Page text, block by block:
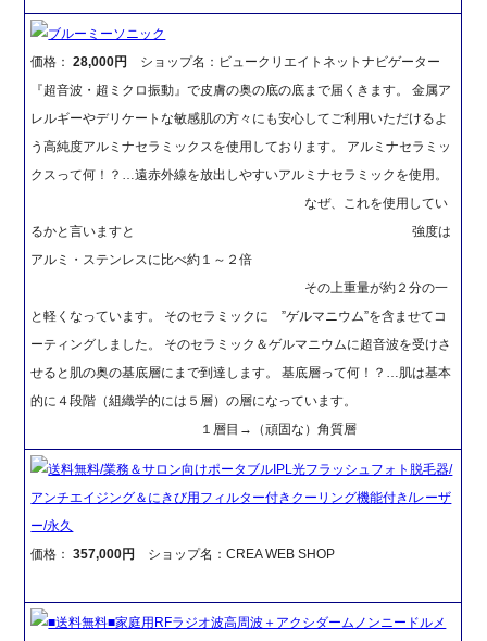
ブルーミーソニック
価格：28,000円
ショップ名：ビュークリエイトネットナビゲーター
『超音波・超ミクロ振動』で皮膚の奥の底の底まで届くきます。 金属ア
レルギーやデリケートな敏感肌の方々にも安心してご利用いただけるよ
う高純度アルミナセラミックスを使用しております。 アルミナセラミッ
クスって何！？…遠赤外線を放出しやすいアルミナセラミックを使用。
なぜ、これを使用してい
るかと言いますと 強度は
アルミ・ステンレスに比べ約１～２倍
その上重量が約２分の一
と軽くなっています。 そのセラミックに ”ゲルマニウム”を含ませてコ
ーティングしました。 そのセラミック＆ゲルマニウムに超音波を受けさ
せると肌の奥の基底層にまで到達します。 基底層って何！？…肌は基本
的に４段階（組織学的には５層）の層になっています。
１層目→（頑固な）角質層
送料無料/業務＆サロン向けポータブルIPL光フラッシュフォト脱毛器/
アンチエイジング＆にきび用フィルター付きクーリング機能付き/レーザ
ー/永久
価格：357,000円 ショップ名：CREA WEB SHOP
■送料無料■家庭用RFラジオ波高周波＋アクシダームノンニードルメ